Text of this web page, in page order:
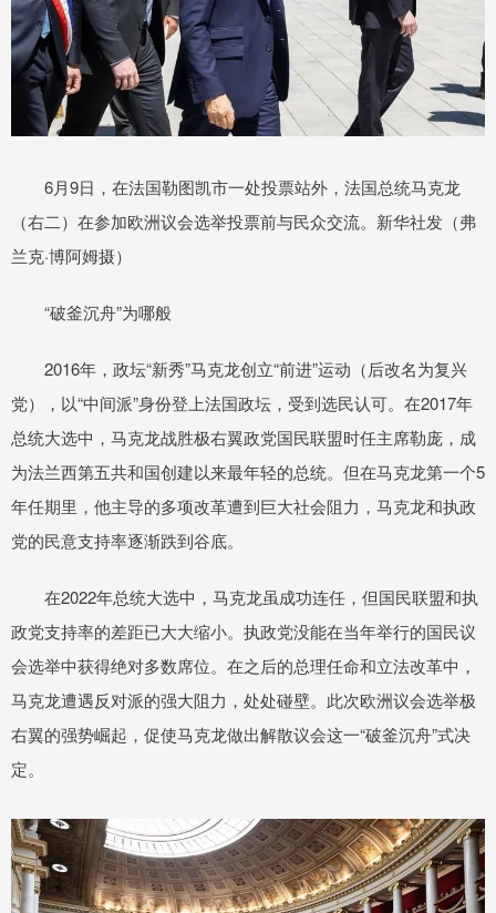
6月9日，在法国勒图凯市一处投票站外，法国总统马克龙
（右二）在参加欧洲议会选举投票前与民众交流。新华社发（弗
兰克·博阿姆摄）
“破釜沉舟”为哪般
2016年，政坛“新秀”马克龙创立“前进”运动（后改名为复兴
党），以“中间派”身份登上法国政坛，受到选民认可。在2017年
总统大选中，马克龙战胜极右翼政党国民联盟时任主席勒庞，成
为法兰西第五共和国创建以来最年轻的总统。但在马克龙第一个5
年任期里，他主导的多项改革遭到巨大社会阻力，马克龙和执政
党的民意支持率逐渐跌到谷底。
在2022年总统大选中，马克龙虽成功连任，但国民联盟和执
政党支持率的差距已大大缩小。执政党没能在当年举行的国民议
会选举中获得绝对多数席位。在之后的总理任命和立法改革中，
马克龙遭遇反对派的强大阻力，处处碰壁。此次欧洲议会选举极
右翼的强势崛起，促使马克龙做出解散议会这一“破釜沉舟”式决
定。